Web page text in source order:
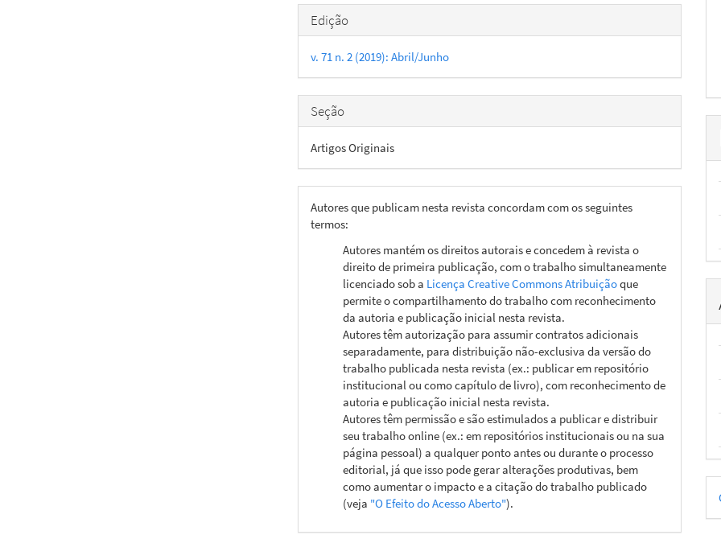
Detalhes
do
artigo
Edição
v. 71 n. 2 (2019): Abril/Junho
Seção
Artigos Originais
Autores que publicam nesta revista concordam com os seguintes
termos:
Autores mantém os direitos autorais e concedem à revista o
direito de primeira publicação, com o trabalho simultaneamente
licenciado sob a Licença Creative Commons Atribuiçãoque
permite o compartilhamento do trabalho com reconhecimento
da autoria e publicação inicial nesta revista.
Autores têm autorização para assumir contratos adicionais
separadamente, para distribuição não-exclusiva da versão do
trabalho publicada nesta revista (ex.: publicar em repositório
institucional ou como capítulo de livro), com reconhecimento de
autoria e publicação inicial nesta revista.
Autores têm permissão e são estimulados a publicar e distribuir
seu trabalho online (ex.: em repositórios institucionais ou na sua
página pessoal) a qualquer ponto antes ou durante o processo
editorial, já que isso pode gerar alterações produtivas, bem
como aumentar o impacto e a citação do trabalho publicado
(veja "O Efeito do Acesso Aberto").